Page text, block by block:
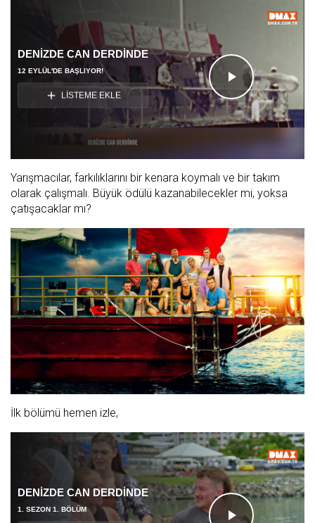
Videoyu
Oynat
DENİZDE CAN DERDİNDE
12 EYLÜL'DE BAŞLIYOR!
LİSTEME EKLE
Yarışmacılar, farkılıklarını bir kenara koymalı ve bir takım
olarak çalışmalı. Büyük ödülü kazanabilecekler mi, yoksa
çatışacaklar mı?
İlk bölümü hemen izle,
DENİZDE CAN DERDİNDE
1. SEZON 1. BÖLÜM